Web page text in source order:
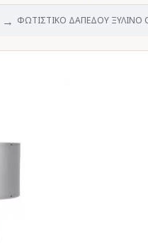
ΦΩΤΙΣΤΙΚΟ ΔΑΠΕΔΟΥ ΞΥΛΙΝΟ